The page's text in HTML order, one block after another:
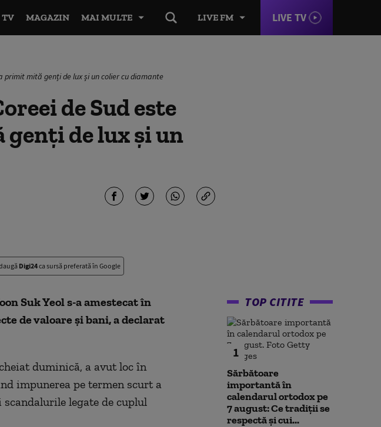
LIVE FM LIVE TV
TV MAGAZIN MAI MULTE
mită genți de lux și un colier cu diamante
de Sud este
de lux și un
Digi24ca sursă preferată în Google
Suk Yeol s-a amestecat în
de valoare şi bani, a declarat
duminică, a avut loc în
impunerea pe termen scurt a
legate de cuplul
TOP CITITE
1
Sărbătoare
importantă în
calendarul ortodox pe
7 august: Ce tradiții se
respectă și cui...